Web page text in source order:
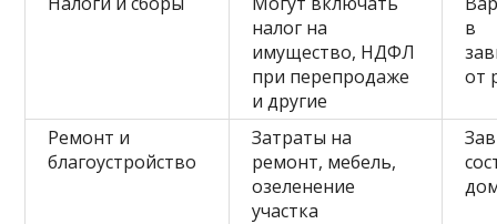
налог на
имущество, НДФЛ
при перепродаже
и другие
в
от
Ремонт и
благоустройство
Затраты на
ремонт, мебель,
озеленение
участка